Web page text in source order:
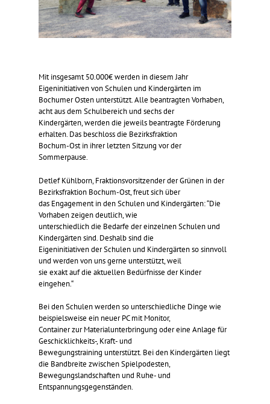
Mit insgesamt 50.000€ werden in diesem Jahr
Eigeninitiativen von Schulen und Kindergärten im
Bochumer Osten unterstützt. Alle beantragten Vorhaben,
acht aus dem Schulbereich und sechs der
Kindergärten, werden die jeweils beantragte Förderung
erhalten. Das beschloss die Bezirksfraktion
Bochum-Ost in ihrer letzten Sitzung vor der
Sommerpause.
Detlef Kühlborn, Fraktionsvorsitzender der Grünen in der
Bezirksfraktion Bochum-Ost, freut sich über
das Engagement in den Schulen und Kindergärten: “Die
Vorhaben zeigen deutlich, wie
unterschiedlich die Bedarfe der einzelnen Schulen und
Kindergärten sind. Deshalb sind die
Eigeninitiativen der Schulen und Kindergärten so sinnvoll
und werden von uns gerne unterstützt, weil
sie exakt auf die aktuellen Bedürfnisse der Kinder
eingehen.“
Bei den Schulen werden so unterschiedliche Dinge wie
beispielsweise ein neuer PC mit Monitor,
Container zur Materialunterbringung oder eine Anlage für
Geschicklichkeits-, Kraft- und
Bewegungstraining unterstützt. Bei den Kindergärten liegt
die Bandbreite zwischen Spielpodesten,
Bewegungslandschaften und Ruhe- und
Entspannungsgegenständen.